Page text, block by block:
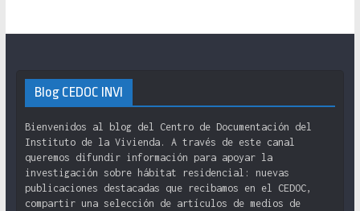
Blog CEDOC INVI
Bienvenidos al blog del Centro de Documentación del
Instituto de la Vivienda. A través de este canal
queremos difundir información para apoyar la
investigación sobre hábitat residencial: nuevas
publicaciones destacadas que recibamos en el CEDOC,
compartir una selección de artículos de medios de